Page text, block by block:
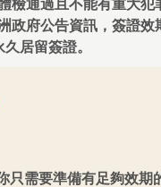
檢通過且不能有重大犯
政府公告資訊，簽證效
居留簽證。
需要準備有足夠效期